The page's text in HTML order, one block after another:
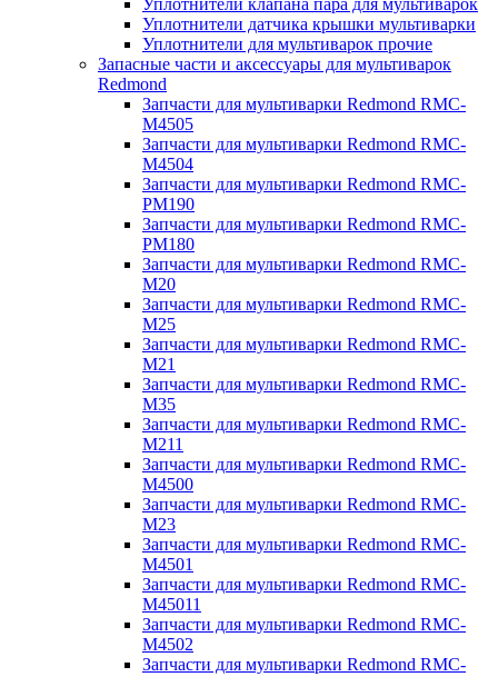
Уплотнители клапана пара для мультиварок
Уплотнители датчика крышки мультиварки
Уплотнители для мультиварок прочие
Запасные части и аксессуары для мультиварок
Redmond
Запчасти для мультиварки Redmond RMC-
M4505
Запчасти для мультиварки Redmond RMC-
M4504
Запчасти для мультиварки Redmond RMC-
PM190
Запчасти для мультиварки Redmond RMC-
PM180
Запчасти для мультиварки Redmond RMC-
M20
Запчасти для мультиварки Redmond RMC-
M25
Запчасти для мультиварки Redmond RMC-
M21
Запчасти для мультиварки Redmond RMC-
M35
Запчасти для мультиварки Redmond RMC-
M211
Запчасти для мультиварки Redmond RMC-
M4500
Запчасти для мультиварки Redmond RMC-
M23
Запчасти для мультиварки Redmond RMC-
M4501
Запчасти для мультиварки Redmond RMC-
M45011
Запчасти для мультиварки Redmond RMC-
M4502
Запчасти для мультиварки Redmond RMC-